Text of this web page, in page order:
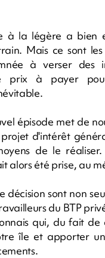
à la légère a bien
Mais ce sont
à verser des
prix à payer
épisode met de
d'intérêt
de le
alors été prise, au
décision sont non
du BTP
qui, du fait
île et apporter